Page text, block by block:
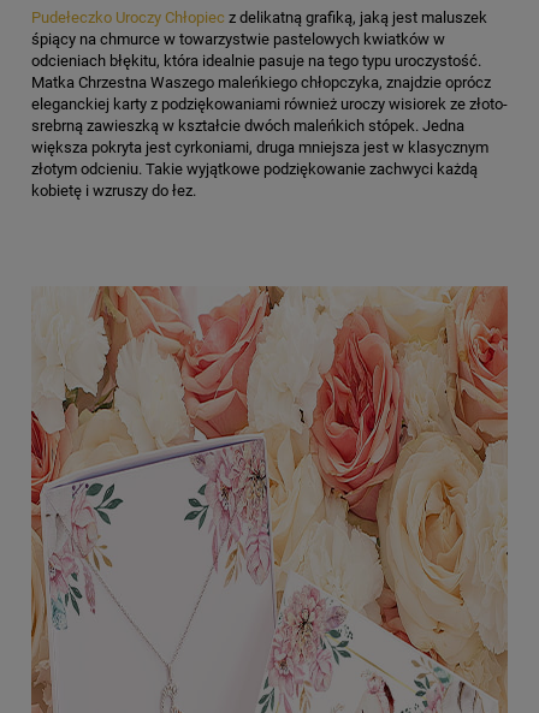
Pudełeczko Uroczy Chłopiec z delikatną grafiką, jaką jest maluszek
śpiący na chmurce w towarzystwie pastelowych kwiatków w
odcieniach błękitu, która idealnie pasuje na tego typu uroczystość.
Matka Chrzestna Waszego maleńkiego chłopczyka, znajdzie oprócz
eleganckiej karty z podziękowaniami również uroczy wisiorek ze złoto-
srebrną zawieszką w kształcie dwóch maleńkich stópek. Jedna
większa pokryta jest cyrkoniami, druga mniejsza jest w klasycznym
złotym odcieniu. Takie wyjątkowe podziękowanie zachwyci każdą
kobietę i wzruszy do łez.